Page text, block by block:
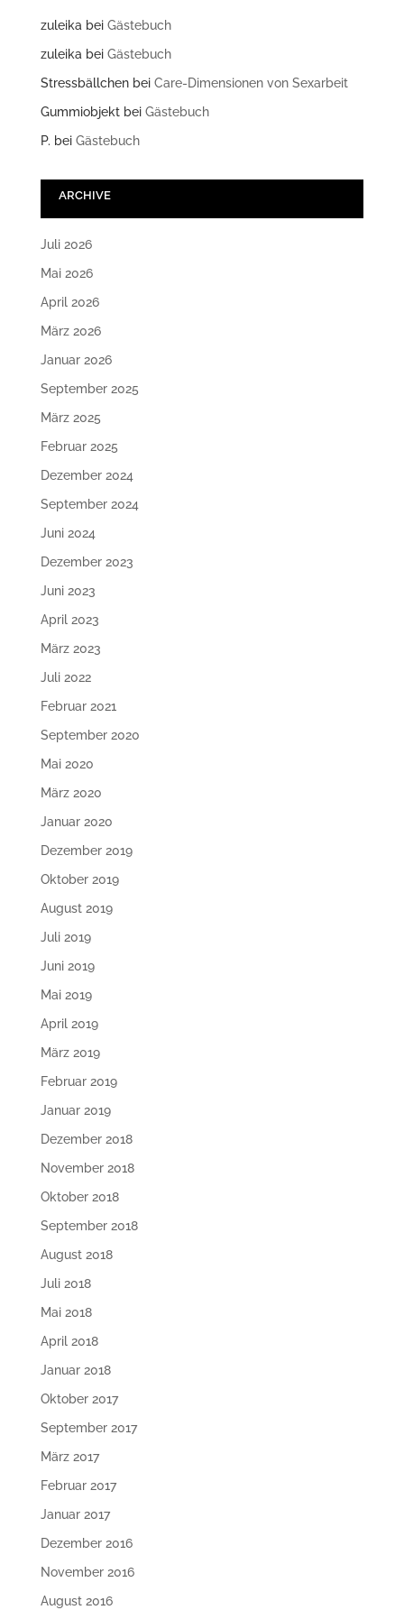
zuleikabei Gästebuch
zuleikabei Gästebuch
Stressbällchenbei Care-Dimensionen von Sexarbeit
Gummiobjektbei Gästebuch
P. bei Gästebuch
ARCHIVE
Juli 2026
Mai 2026
April 2026
März 2026
Januar 2026
September 2025
März 2025
Februar 2025
Dezember 2024
September 2024
Juni 2024
Dezember 2023
Juni 2023
April 2023
März 2023
Juli 2022
Februar 2021
September 2020
Mai 2020
März 2020
Januar 2020
Dezember 2019
Oktober 2019
August 2019
Juli 2019
Juni 2019
Mai 2019
April 2019
März 2019
Februar 2019
Januar 2019
Dezember 2018
November 2018
Oktober 2018
September 2018
August 2018
Juli 2018
Mai 2018
April 2018
Januar 2018
Oktober 2017
September 2017
März 2017
Februar 2017
Januar 2017
Dezember 2016
November 2016
August 2016